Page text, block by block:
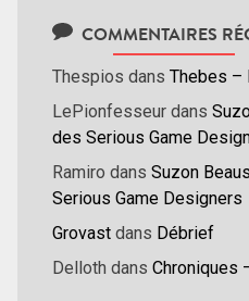
COMMENTAIRES
Thespios dans Thebes –
LePionfesseur dans
des Serious Game
Ramiro dans Suzon
Serious Game Designers
Grovast dans Débrief
Delloth dans Chroniques